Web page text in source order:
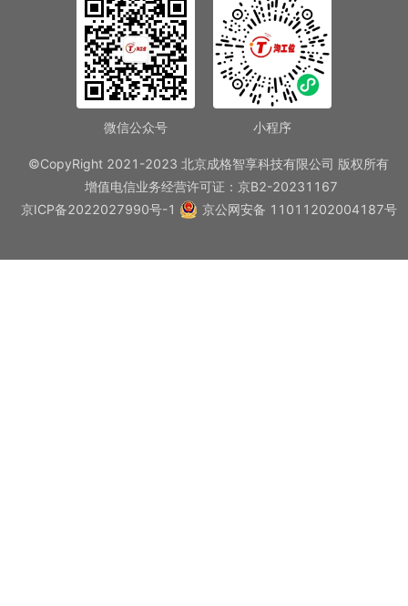
微信公众号 小程序
©CopyRight 2021-2023 北京成格智享科技有限公司 版权所有
增值电信业务经营许可证：京B2-20231167
京ICP备2022027990号-1
京公网安备 11011202004187号